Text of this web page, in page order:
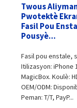
Twous
Pwotektè
Fasil Pou
Pousyè...
Fasil pou enstale,
Itilizasyon: iPhone
MagicBox. Koulè:
OEM/ODM:
Peman: T/T, PayP...